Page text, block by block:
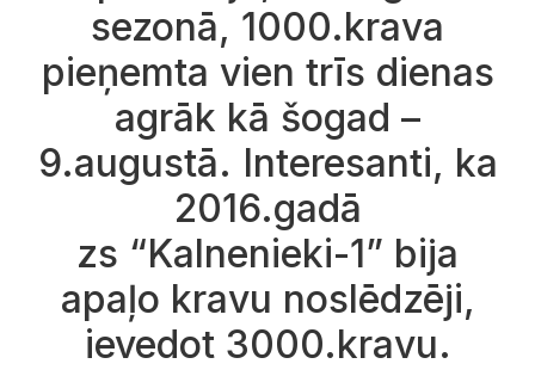
sezonā, 1000.krava
pieņemta vien trīs dienas
agrāk kā šogad –
9.augustā. Interesanti, ka
2016.gadā
zs “Kalnenieki-1” bija
apaļo kravu noslēdzēji,
ievedot 3000.kravu.